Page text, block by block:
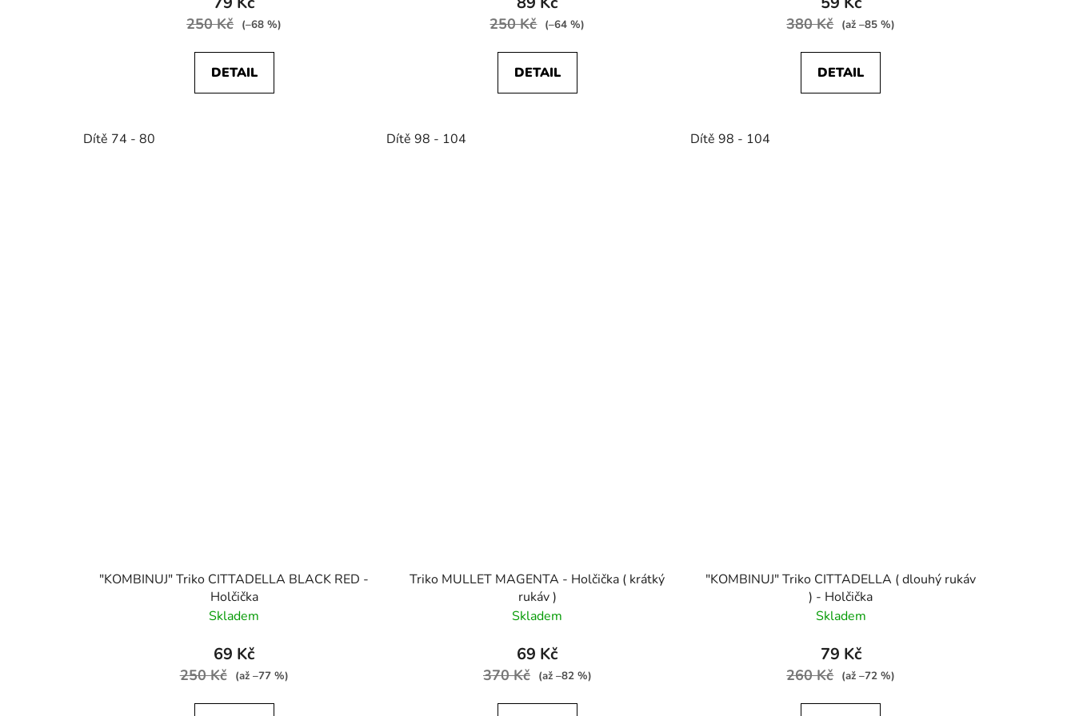
250 Kč (–68 %)
DETAIL
Dítě 74 - 80
250 Kč (–64 %)
DETAIL
Dítě 98 - 104
380 Kč (až –85 %)
DETAIL
Dítě 98 - 104
"KOMBINUJ" Triko CITTADELLA BLACK RED -
Holčička
Skladem
69 Kč
250 Kč (až –77 %)
Triko MULLET MAGENTA - Holčička ( krátký
rukáv )
Skladem
69 Kč
370 Kč (až –82 %)
"KOMBINUJ" Triko CITTADELLA ( dlouhý rukáv
) - Holčička
Skladem
79 Kč
260 Kč (až –72 %)